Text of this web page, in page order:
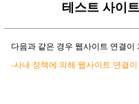
테스트 사이
다음과 같은 경우 웹사이트 연결이
-사내 정책에 의해 웹사이트 연결